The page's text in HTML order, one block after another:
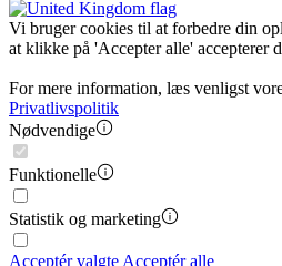
Vi bruger cookies til at forbedre din
at klikke på 'Accepter alle' accepterer
For mere information, læs venligst
Privatlivspolitik
Nødvendige
Funktionelle
Statistik og marketing
Acceptér valgte Acceptér alle